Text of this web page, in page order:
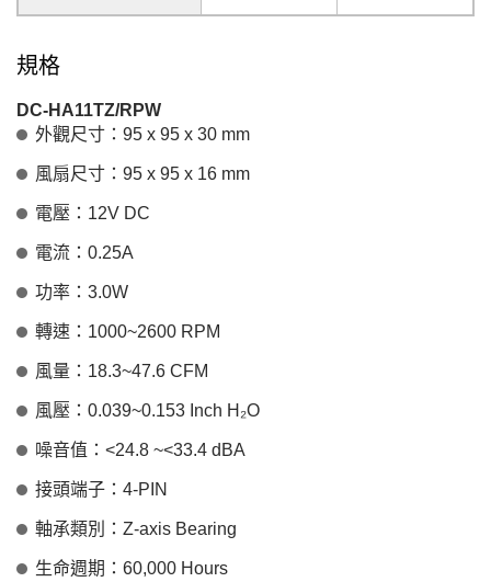
規格
DC-HA11TZ/RPW
外觀尺寸：95 x 95 x 30 mm
風扇尺寸：95 x 95 x 16 mm
電壓：12V DC
電流：0.25A
功率：3.0W
轉速：1000~2600 RPM
風量：18.3~47.6 CFM
風壓：0.039~0.153 Inch H₂O
噪音值：<24.8 ~<33.4 dBA
接頭端子：4-PIN
軸承類別：Z-axis Bearing
生命週期：60,000 Hours